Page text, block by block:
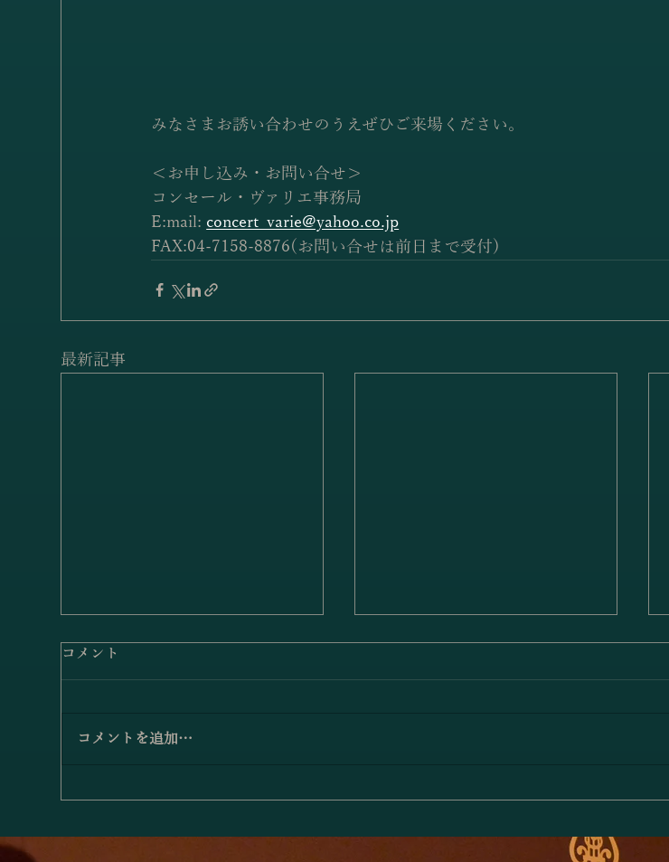
みなさまお誘い合わせのうえぜひご来場ください。
＜お申し込み・お問い合せ＞
コンセール・ヴァリエ事務局
E:mail: concert_varie@yahoo.co.jp
FAX:04-7158-8876(お問い合せは前日まで受付)
最新記事
小澤佳奈＆小林史明「愛の挨
「林綾乃＆野川かおる 2台ピ
－対話と共鳴―」のお知らせ
コメント
コメントを追加…